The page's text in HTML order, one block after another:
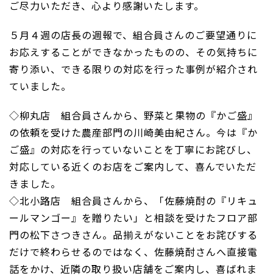
ご尽力いただき、心より感謝いたします。
５月４週の店長の週報で、組合員さんのご要望通りに
お応えすることができなかったものの、その気持ちに
寄り添い、できる限りの対応を行った事例が紹介され
ていました。
◇柳丸店 組合員さんから、野菜と果物の『かご盛』
の依頼を受けた農産部門の川崎美由紀さん。今は『か
ご盛』の対応を行っていないことを丁寧にお詫びし、
対応している近くのお店をご案内して、喜んでいただ
きました。
◇北小路店 組合員さんから、「佐藤焼酎の『リキュ
ールマンゴー』を贈りたい」と相談を受けたフロア部
門の松下さつきさん。品揃えがないことをお詫びする
だけで終わらせるのではなく、佐藤焼酎さんへ直接電
話をかけ、近隣の取り扱い店舗をご案内し、喜ばれま